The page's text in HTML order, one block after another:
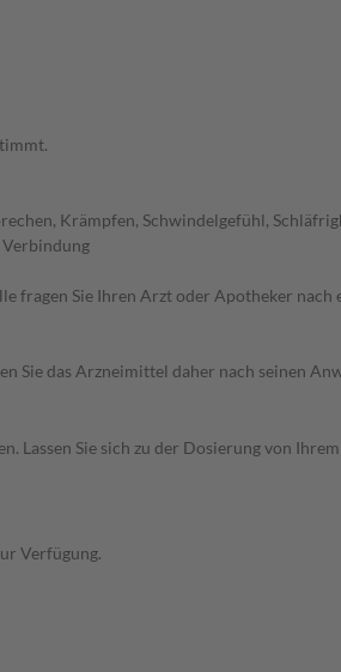
Krämpfen, Schwindelgefühl,
Verbindung
fragen Sie Ihren Arzt oder Apotheker
Sie das Arzneimittel daher nach seinen
Lassen Sie sich zu der Dosierung von
Verfügung.